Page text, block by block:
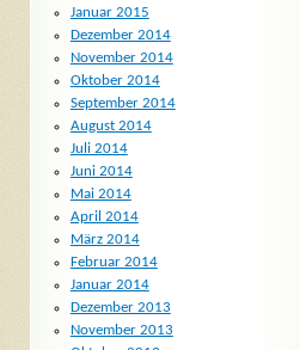
Januar 2015
Dezember 2014
November 2014
Oktober 2014
September 2014
August 2014
Juli 2014
Juni 2014
Mai 2014
April 2014
März 2014
Februar 2014
Januar 2014
Dezember 2013
November 2013